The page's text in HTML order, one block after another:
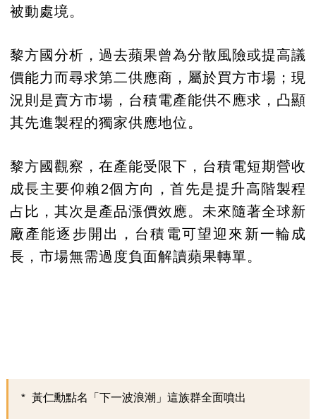
被動處境。
黎方國分析，過去蘋果曾為分散風險或提高議
價能力而尋求第二供應商，屬於買方市場；現
況則是賣方市場，台積電產能供不應求，凸顯
其先進製程的獨家供應地位。
黎方國觀察，在產能受限下，台積電短期營收
成長主要仰賴2個方向，首先是提升高階製程
占比，其次是產品漲價效應。未來隨著全球新
廠產能逐步開出，台積電可望迎來新一輪成
長，市場無需過度負面解讀蘋果轉單。
黃仁勳點名「下一波浪潮」這族群全面噴出